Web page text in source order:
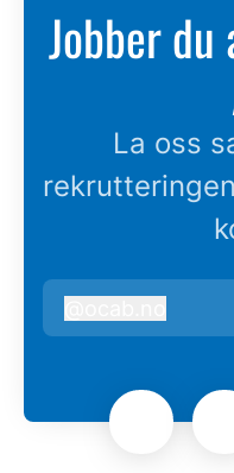
Jobber
La oss
ocab.no